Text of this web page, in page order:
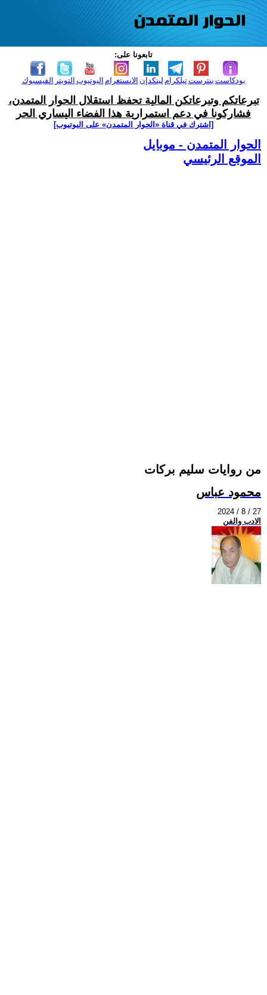
تابعونا على:
الفيسبوك التويتر اليوتيوب الانستغرام لينكدإن تيلكرامبنترست بودكاست
تبرعاتكم وتبرعاتكن المالية تحفظ استقلال الحوار المتمدن،
فشاركونا في دعم استمرارية هذا الفضاء اليساري الحر
[اشترك في قناة ‫«الحوار المتمدن» على اليوتيوب]
الحوار المتمدن - موبايل
الموقع الرئيسي
من روايات سليم بركات
محمود عباس
2024 / 8 / 27
الادب والفن